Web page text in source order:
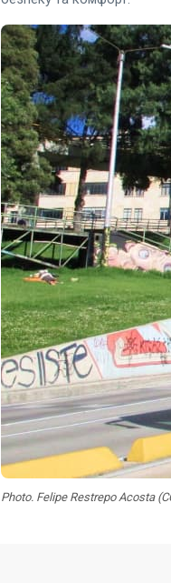
Photo. Felipe Restrepo Acosta